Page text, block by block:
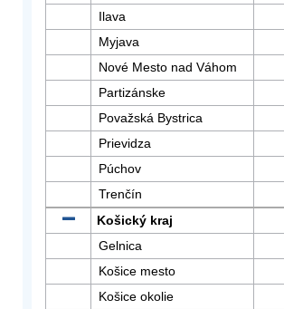
Ilava
Myjava
Nové Mesto nad Váhom
Partizánske
Považská Bystrica
Prievidza
Púchov
Trenčín
Košický kraj
Gelnica
Košice mesto
Košice okolie